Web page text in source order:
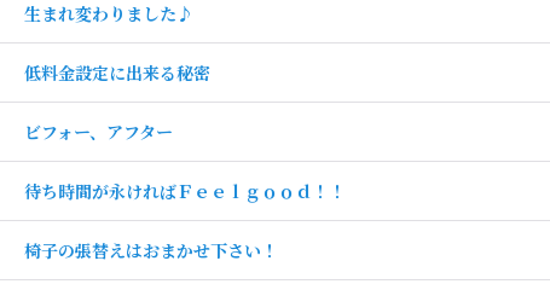
生まれ変わりました♪
低料金設定に出来る秘密
ビフォー、アフター
待ち時間が永ければＦｅｅｌｇｏｏｄ！！
椅子の張替えはおまかせ下さい！